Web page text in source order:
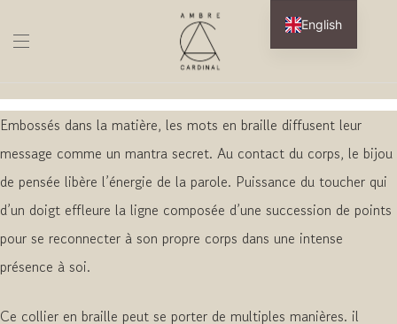
Embossés dans la matière, les mots en braille diffusent leur
message comme un mantra secret. Au contact du corps, le bijou
de pensée libère l’énergie de la parole. Puissance du toucher qui
d’un doigt effleure la ligne composée d’une succession de points
pour se reconnecter à son propre corps dans une intense
présence à soi.
Ce collier en braille peut se porter de multiples manières. il
English